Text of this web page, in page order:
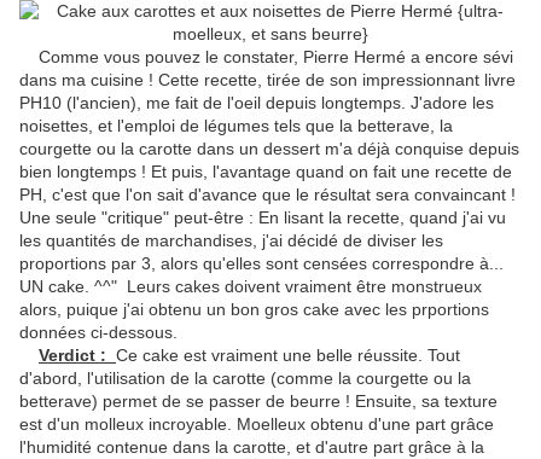
Comme vous pouvez le constater, Pierre Hermé a encore sévi
dans ma cuisine ! Cette recette, tirée de son impressionnant livre
PH10 (l'ancien), me fait de l'oeil depuis longtemps. J'adore les
noisettes, et l'emploi de légumes tels que la betterave, la
courgette ou la carotte dans un dessert m'a déjà conquise depuis
bien longtemps ! Et puis, l'avantage quand on fait une recette de
PH, c'est que l'on sait d'avance que le résultat sera convaincant !
Une seule "critique" peut-être : En lisant la recette, quand j'ai vu
les quantités de marchandises, j'ai décidé de diviser les
proportions par 3, alors qu'elles sont censées correspondre à...
UN cake. ^^" Leurs cakes doivent vraiment être monstrueux
alors, puique j'ai obtenu un bon gros cake avec les prportions
données ci-dessous.
Verdict : Ce cake est vraiment une belle réussite. Tout
d'abord, l'utilisation de la carotte (comme la courgette ou la
betterave) permet de se passer de beurre ! Ensuite, sa texture
est d'un molleux incroyable. Moelleux obtenu d'une part grâce
l'humidité contenue dans la carotte, et d'autre part grâce à la